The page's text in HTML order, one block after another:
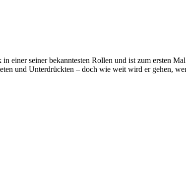
einer seiner bekanntesten Rollen und ist zum ersten
und Unterdrückten – doch wie weit wird er gehen,